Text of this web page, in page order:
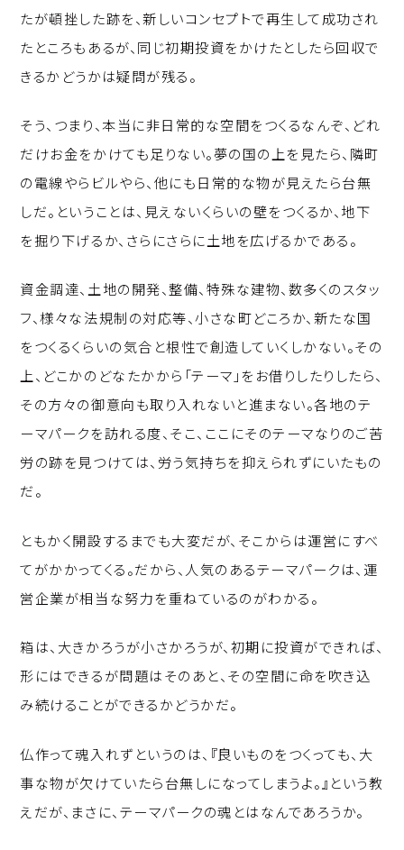
たが頓挫した跡を、新しいコンセプトで再生して成功され
たところもあるが、同じ初期投資をかけたとしたら回収で
きるかどうかは疑問が残る。
そう、つまり、本当に非日常的な空間をつくるなんぞ、どれ
だけお金をかけても足りない。夢の国の上を見たら、隣町
の電線やらビルやら、他にも日常的な物が見えたら台無
しだ。ということは、見えないくらいの壁をつくるか、地下
を掘り下げるか、さらにさらに土地を広げるかである。
資金調達、土地の開発、整備、特殊な建物、数多くのスタッ
フ、様々な法規制の対応等、小さな町どころか、新たな国
をつくるくらいの気合と根性で創造していくしかない。その
上、どこかのどなたかから「テーマ」をお借りしたりしたら、
その方々の御意向も取り入れないと進まない。各地のテ
ーマパークを訪れる度、そこ、ここにそのテーマなりのご苦
労の跡を見つけては、労う気持ちを抑えられずにいたもの
だ。
ともかく開設するまでも大変だが、そこからは運営にすべ
てがかかってくる。だから、人気のあるテーマパークは、運
営企業が相当な努力を重ねているのがわかる。
箱は、大きかろうが小さかろうが、初期に投資ができれば、
形にはできるが問題はそのあと、その空間に命を吹き込
み続けることができるかどうかだ。
仏作って魂入れずというのは、『良いものをつくっても、大
事な物が欠けていたら台無しになってしまうよ。』という教
えだが、まさに、テーマパークの魂とはなんであろうか。